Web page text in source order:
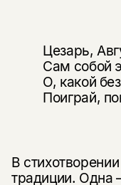
Цезарь,
Сам собой
О, какой
Поиграй,
В
традиции. Одна